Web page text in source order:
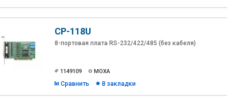
CP-118U
8-портовая плата RS-232/422/485 (без кабеля)
1149109 MOXA
Сравнить В закладки